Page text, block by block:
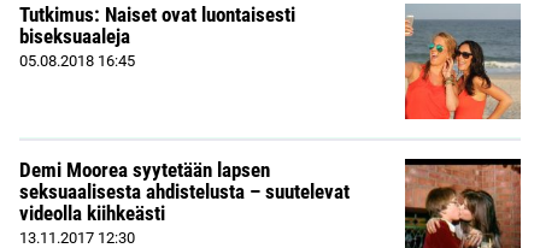
Tutkimus: Naiset ovat luontaisesti
biseksuaaleja
05.08.2018 16:45
Demi Moorea syytetään lapsen
seksuaalisesta ahdistelusta – suutelevat
videolla kiihkeästi
13.11.2017 12:30